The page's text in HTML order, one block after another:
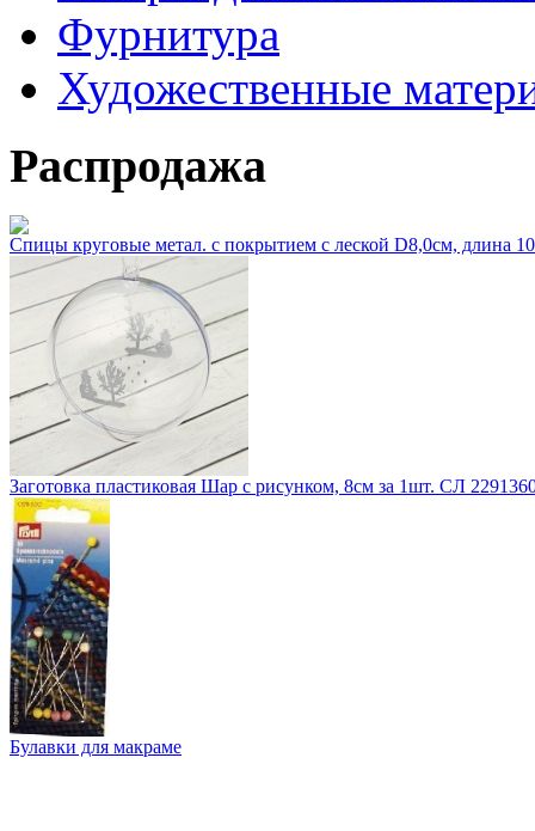
Фурнитура
Художественные
Распродажа
Спицы круговые метал. с покрытием с леской D8,0см, длина
Заготовка пластиковая Шар с рисунком, 8см за 1шт. СЛ
Булавки для макраме